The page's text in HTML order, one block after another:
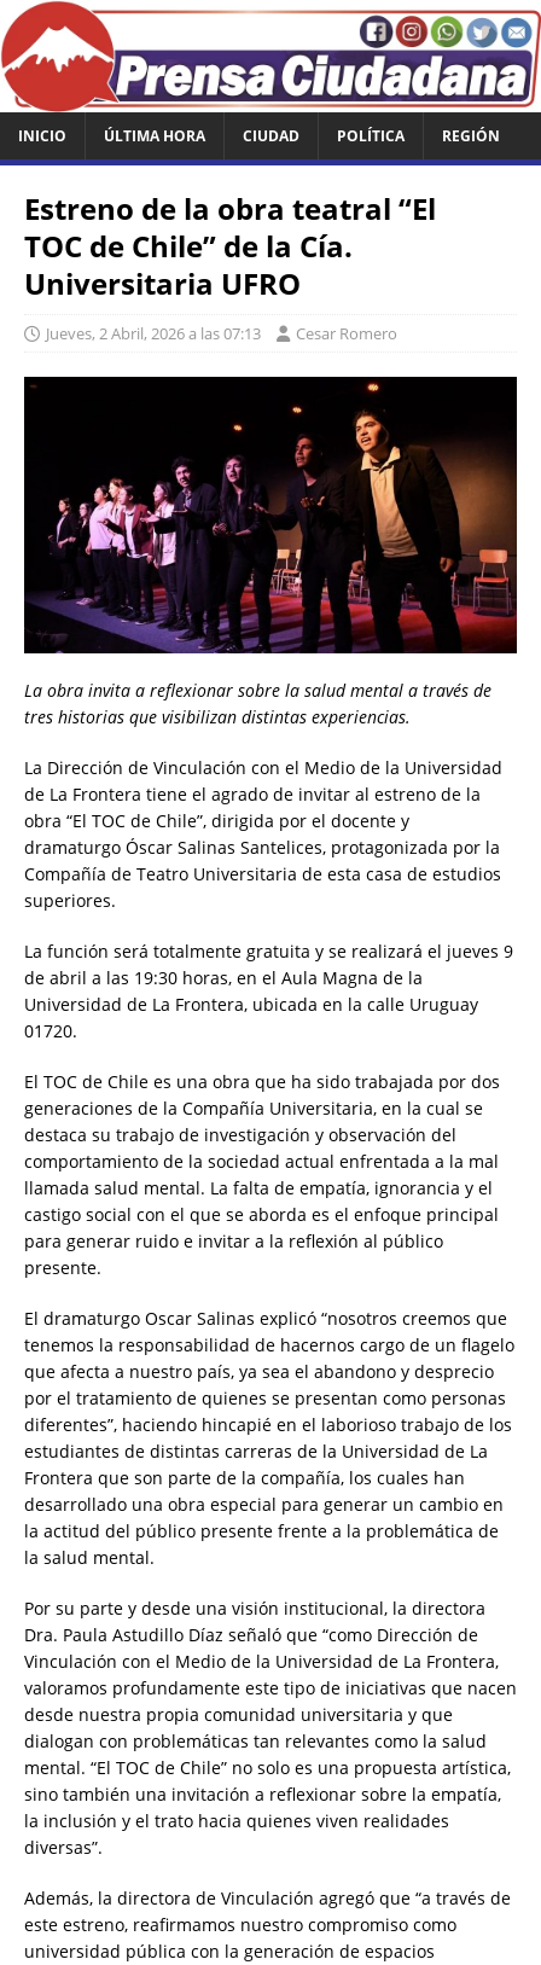
INICIO ÚLTIMA HORA CIUDAD POLÍTICA REGIÓN
Estreno de la obra teatral “El
TOC de Chile” de la Cía.
Universitaria UFRO
Jueves, 2 Abril, 2026 a las 07:13 Cesar Romero
La obra invita a reflexionar sobre la salud mental a través de
tres historias que visibilizan distintas experiencias.
La Dirección de Vinculación con el Medio de la Universidad
de La Frontera tiene el agrado de invitar al estreno de la
obra “El TOC de Chile”, dirigida por el docente y
dramaturgo Óscar Salinas Santelices, protagonizada por la
Compañía de Teatro Universitaria de esta casa de estudios
superiores.
La función será totalmente gratuita y se realizará el jueves 9
de abril a las 19:30 horas, en el Aula Magna de la
Universidad de La Frontera, ubicada en la calle Uruguay
01720.
El TOC de Chile es una obra que ha sido trabajada por dos
generaciones de la Compañía Universitaria, en la cual se
destaca su trabajo de investigación y observación del
comportamiento de la sociedad actual enfrentada a la mal
llamada salud mental. La falta de empatía, ignorancia y el
castigo social con el que se aborda es el enfoque principal
para generar ruido e invitar a la reflexión al público
presente.
El dramaturgo Oscar Salinas explicó “nosotros creemos que
tenemos la responsabilidad de hacernos cargo de un flagelo
que afecta a nuestro país, ya sea el abandono y desprecio
por el tratamiento de quienes se presentan como personas
diferentes”, haciendo hincapié en el laborioso trabajo de los
estudiantes de distintas carreras de la Universidad de La
Frontera que son parte de la compañía, los cuales han
desarrollado una obra especial para generar un cambio en
la actitud del público presente frente a la problemática de
la salud mental.
Por su parte y desde una visión institucional, la directora
Dra. Paula Astudillo Díaz señaló que “como Dirección de
Vinculación con el Medio de la Universidad de La Frontera,
valoramos profundamente este tipo de iniciativas que nacen
desde nuestra propia comunidad universitaria y que
dialogan con problemáticas tan relevantes como la salud
mental. “El TOC de Chile” no solo es una propuesta artística,
sino también una invitación a reflexionar sobre la empatía,
la inclusión y el trato hacia quienes viven realidades
diversas”.
Además, la directora de Vinculación agregó que “a través de
este estreno, reafirmamos nuestro compromiso como
universidad pública con la generación de espacios